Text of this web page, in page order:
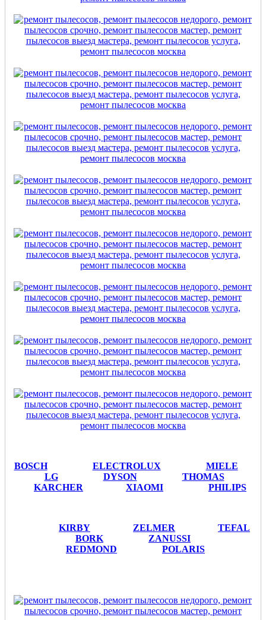
BOSCH ELECTROLUX
MIELE
LG
DYSON
THOMAS
KARCHER
XIAOMI PHILIPS
KIRBY ZELMER
TEFAL
BORK
ZANUSSI
REDMOND
POLARIS